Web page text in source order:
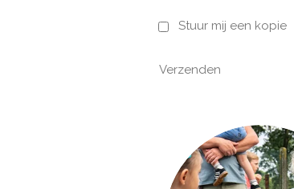
Stuur mij een kopie
Verzenden